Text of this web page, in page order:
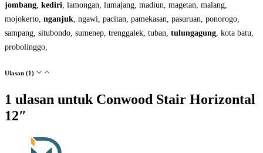
jombang, kediri, lamongan, lumajang, madiun, magetan, malang,
mojokerto, nganjuk, ngawi, pacitan, pamekasan, pasuruan, ponorogo,
sampang, situbondo, sumenep, trenggalek, tuban, tulungagung, kota batu,
probolinggo,
Ulasan (1)
1 ulasan untuk Conwood Stair Horizontal
12″